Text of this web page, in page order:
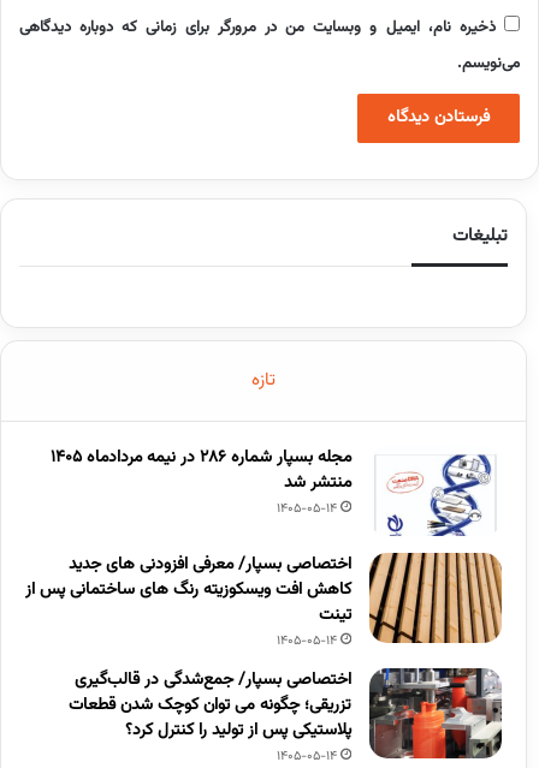
ذخیره نام، ایمیل و وبسایت من در مرورگر برای زمانی که دوباره دیدگاهی
می‌نویسم.
تبلیغات
تازه
مجله بسپار شماره 286 در نیمه مردادماه 1405
منتشر شد
1405-05-14
اختصاصی بسپار/ معرفی افزودنی های جدید
کاهش افت ویسکوزیته رنگ های ساختمانی پس از
تینت
1405-05-14
اختصاصی بسپار/ جمع‌شدگی در قالب‌گیری
تزریقی؛ چگونه می توان کوچک شدن قطعات
پلاستیکی پس از تولید را کنترل کرد؟
1405-05-14